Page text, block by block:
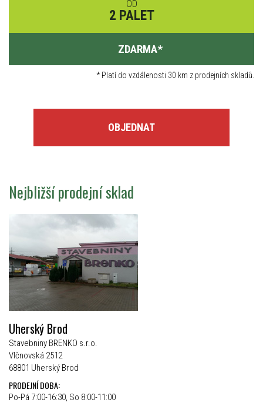
OD
2 PALET
ZDARMA*
*Platí do vzdálenosti 30 km z prodejních skladů.
OBJEDNAT
Nejbližší prodejní sklad
Uherský Brod
Stavebniny BRENKO s.r.o.
Vlčnovská 2512
68801 Uherský Brod
PRODEJNÍ DOBA:
Po-Pá 7:00-16:30, So 8:00-11:00